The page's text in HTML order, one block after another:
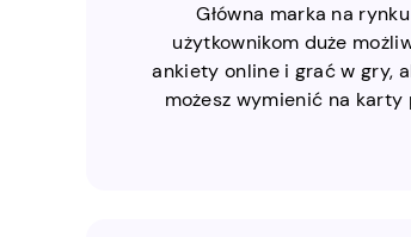
Główna marka na
użytkownikom duże
ankiety online i grać w gry,
możesz wymienić na karty